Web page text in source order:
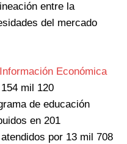
entre la
del mercado
Económica
mil 120
de educación
en 201
por 13 mil 708